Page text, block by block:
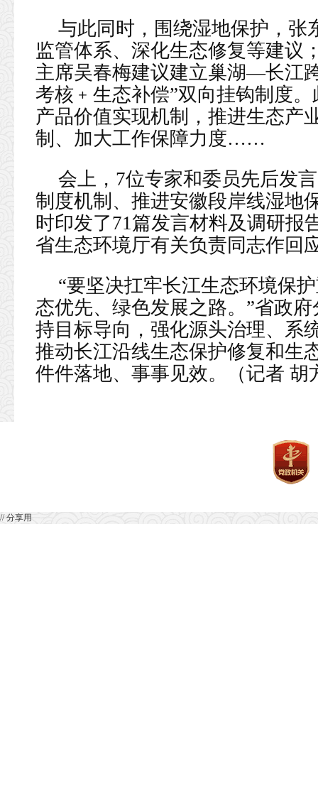
与此同时，围绕湿地保护，张
监管体系、深化生态修复等建议
主席吴春梅建议建立巢湖—长江
考核﹢生态补偿”双向挂钩制度
产品价值实现机制，推进生态产
制、加大工作保障力度……
会上，7位专家和委员先后发
制度机制、推进安徽段岸线湿地
时印发了71篇发言材料及调研报
省生态环境厅有关负责同志作回
“要坚决扛牢长江生态环境保
态优先、绿色发展之路。”省政
持目标导向，强化源头治理、系
推动长江沿线生态保护修复和生
件件落地、事事见效。（记者 胡
// 分享用